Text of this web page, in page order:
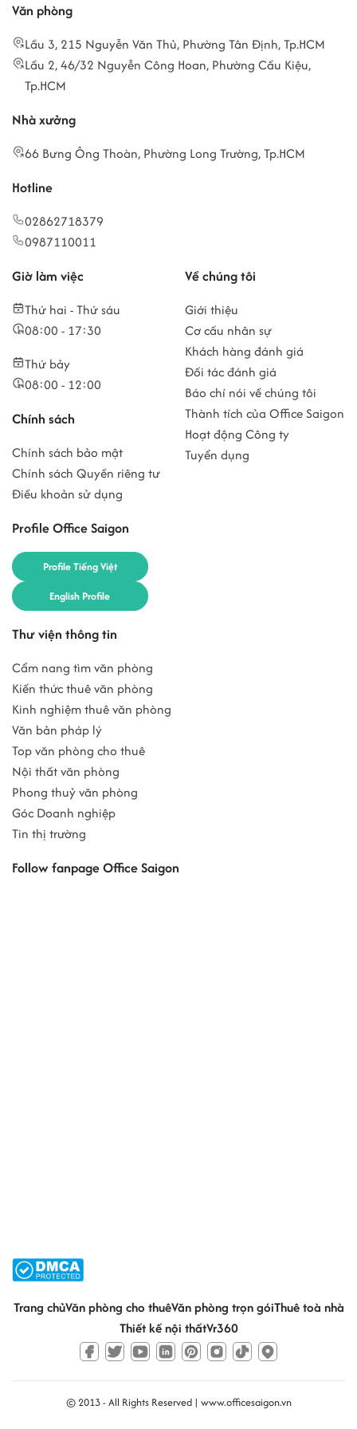
Văn phòng
Lầu 3, 215 Nguyễn Văn Thủ, Phường Tân Định, Tp.HCM
Lầu 2, 46/32 Nguyễn Công Hoan, Phường Cầu Kiệu,
Tp.HCM
Nhà xưởng
66 Bưng Ông Thoàn, Phường Long Trường, Tp.HCM
Hotline
02862718379
0987110011
Giờ làm việc
Thứ hai - Thứ sáu
08:00 - 17:30
Thứ bảy
08:00 - 12:00
Chính sách
Chính sách bảo mật
Chính sách Quyền riêng tư
Điều khoản sử dụng
Profile Office Saigon
Profile Tiếng Việt
English Profile
Về chúng tôi
Giới thiệu
Cơ cấu nhân sự
Khách hàng đánh giá
Đối tác đánh giá
Báo chí nói về chúng tôi
Thành tích của Office Saigon
Hoạt động Công ty
Tuyển dụng
Thư viện thông tin
Cẩm nang tìm văn phòng
Kiến thức thuê văn phòng
Kinh nghiệm thuê văn phòng
Văn bản pháp lý
Top văn phòng cho thuê
Nội thất văn phòng
Phong thuỷ văn phòng
Góc Doanh nghiệp
Tin thị trường
Follow fanpage Office Saigon
Trang chủVăn phòng cho thuêVăn phòng trọn góiThuê toà nhà
Thiết kế nội thấtVr360
© 2013 - All Rights Reserved | www.officesaigon.vn